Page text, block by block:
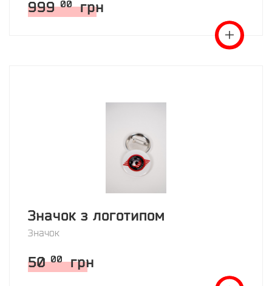
999 00 грн
Значок з логотипом
Значок
50 00 грн